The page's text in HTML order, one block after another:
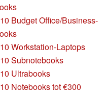
Budget Office/Business-
Workstation-Laptops
Subnotebooks
Ultrabooks
Notebooks tot €300